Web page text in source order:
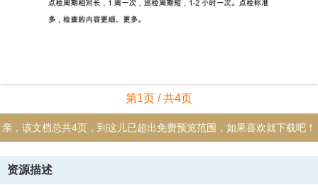
第1页 / 共4页
亲，该文档总共4页，到这儿已超出免费预览范围，如果喜欢就下载吧！
资源描述